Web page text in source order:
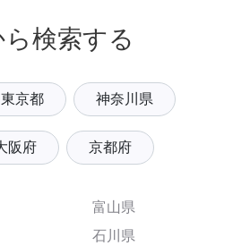
検索する
東京都 神奈川県
阪府 京都府
富山県
石川県